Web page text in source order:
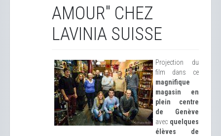
AMOUR" CHEZ
LAVINIA SUISSE
Projection du
film dans ce
magnifique
magasin en
plein centre
de Genève
avec quelques
élèves de